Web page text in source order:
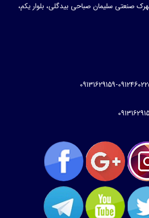
صنعتی سلیمان صباحی بیدگلی، بلوار یکم،